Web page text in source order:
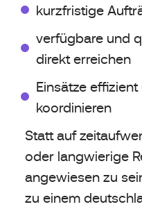
kurzfristige
verfügbare und
direkt erreichen
Einsätze
koordinieren
Statt auf
oder langwierige
angewiesen zu
zu einem